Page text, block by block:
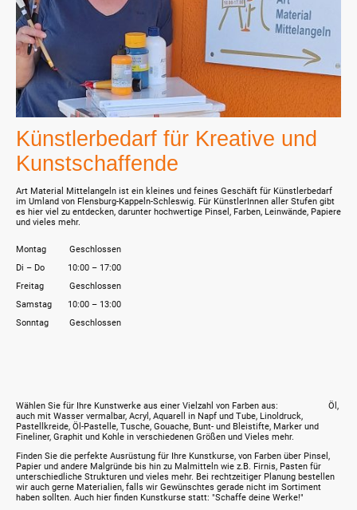
Künstlerbedarf für Kreative und
Kunstschaffende
Art Material Mittelangeln ist ein kleines und feines Geschäft für Künstlerbedarf
im Umland von Flensburg-Kappeln-Schleswig. Für KünstlerInnen aller Stufen gibt
es hier viel zu entdecken, darunter hochwertige Pinsel, Farben, Leinwände, Papiere
und vieles mehr.
Montag
Geschlossen
Di – Do 10:00 – 17:00
Freitag
Geschlossen
Samstag
10:00 – 13:00
Sonntag
Geschlossen
Wählen Sie für Ihre Kunstwerke aus einer Vielzahl von Farben aus: Öl,
auch mit Wasser vermalbar, Acryl, Aquarell in Napf und Tube, Linoldruck,
Pastellkreide, Öl-Pastelle, Tusche, Gouache, Bunt- und Bleistifte, Marker und
Fineliner, Graphit und Kohle in verschiedenen Größen und Vieles mehr.
Finden Sie die perfekte Ausrüstung für Ihre Kunstkurse, von Farben über Pinsel,
Papier und andere Malgründe bis hin zu Malmitteln wie z.B. Firnis, Pasten für
unterschiedliche Strukturen und vieles mehr. Bei rechtzeitiger Planung bestellen
wir auch gerne Materialien, falls wir Gewünschtes gerade nicht im Sortiment
haben sollten. Auch hier finden Kunstkurse statt: "Schaffe deine Werke!"